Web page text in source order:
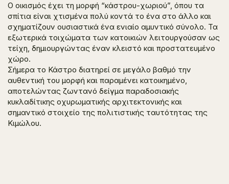
Ο οικισμός έχει τη μορφή “κάστρου-χωριού”, όπου τα
σπίτια είναι χτισμένα πολύ κοντά το ένα στο άλλο και
σχηματίζουν ουσιαστικά ένα ενιαίο αμυντικό σύνολο. Τα
εξωτερικά τοιχώματα των κατοικιών λειτουργούσαν ως
τείχη, δημιουργώντας έναν κλειστό και προστατευμένο
χώρο.
Σήμερα το Κάστρο διατηρεί σε μεγάλο βαθμό την
αυθεντική του μορφή και παραμένει κατοικημένο,
αποτελώντας ζωντανό δείγμα παραδοσιακής
κυκλαδίτικης οχυρωματικής αρχιτεκτονικής και
σημαντικό στοιχείο της πολιτιστικής ταυτότητας της
Κιμώλου.